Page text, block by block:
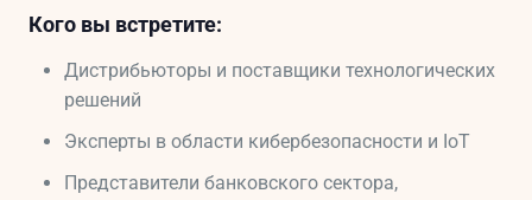
Кого вы встретите:
Дистрибьюторы и поставщики технологических
решений
Эксперты в области кибербезопасности и IoT
Представители банковского сектора,